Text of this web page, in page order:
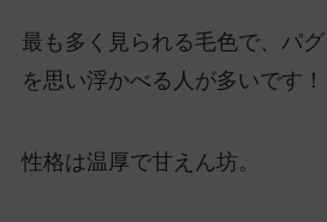
最も多く見られる毛色で、パ
を思い浮かべる人が多いです！
性格は温厚で甘えん坊。